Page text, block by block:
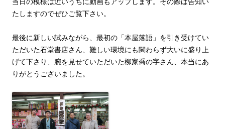
たしますのでぜひご覧下さい。
最後に新しい試みながら、最初の「本屋落語」を引き受けてい
ただいた石堂書店さん、難しい環境にも関わらず大いに盛り上
げて下さり、腕を見せていただいた柳家喬の字さん、本当にあ
りがとうございました。